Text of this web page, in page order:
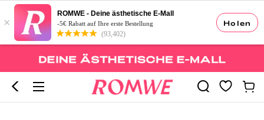
Holen
×
ROMWE - Deine ästhetische E-Mall
-5€ Rabatt auf Ihre erste Bestellung
(93,402)